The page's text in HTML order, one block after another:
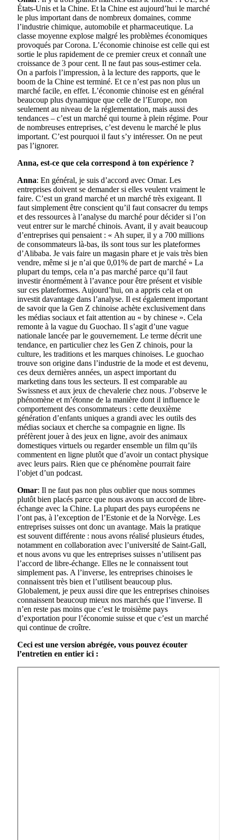
États-Unis et la Chine. Et la Chine est aujourd’hui le marché
le plus important dans de nombreux domaines, comme
l’industrie chimique, automobile et pharmaceutique. La
classe moyenne explose malgré les problèmes économiques
provoqués par Corona. L’économie chinoise est celle qui est
sortie le plus rapidement de ce premier creux et connaît une
croissance de 3 pour cent. Il ne faut pas sous-estimer cela.
On a parfois l’impression, à la lecture des rapports, que le
boom de la Chine est terminé. Et ce n’est pas non plus un
marché facile, en effet. L’économie chinoise est en général
beaucoup plus dynamique que celle de l’Europe, non
seulement au niveau de la réglementation, mais aussi des
tendances – c’est un marché qui tourne à plein régime. Pour
de nombreuses entreprises, c’est devenu le marché le plus
important. C’est pourquoi il faut s’y intéresser. On ne peut
pas l’ignorer.
Anna, est-ce que cela correspond à ton expérience ?
Anna: En général, je suis d’accord avec Omar. Les
entreprises doivent se demander si elles veulent vraiment le
faire. C’est un grand marché et un marché très exigeant. Il
faut simplement être conscient qu’il faut consacrer du temps
et des ressources à l’analyse du marché pour décider si l’on
veut entrer sur le marché chinois. Avant, il y avait beaucoup
d’entreprises qui pensaient : « Ah super, il y a 700 millions
de consommateurs là-bas, ils sont tous sur les plateformes
d’Alibaba. Je vais faire un magasin phare et je vais très bien
vendre, même si je n’ai que 0,01% de part de marché » La
plupart du temps, cela n’a pas marché parce qu’il faut
investir énormément à l’avance pour être présent et visible
sur ces plateformes. Aujourd’hui, on a appris cela et on
investit davantage dans l’analyse. Il est également important
de savoir que la Gen Z chinoise achète exclusivement dans
les médias sociaux et fait attention au « by chinese ». Cela
remonte à la vague du Guochao. Il s’agit d’une vague
nationale lancée par le gouvernement. Le terme décrit une
tendance, en particulier chez les Gen Z chinois, pour la
culture, les traditions et les marques chinoises. Le guochao
trouve son origine dans l’industrie de la mode et est devenu,
ces deux dernières années, un aspect important du
marketing dans tous les secteurs. Il est comparable au
Swissness et aux jeux de chevalerie chez nous. J’observe le
phénomène et m’étonne de la manière dont il influence le
comportement des consommateurs : cette deuxième
génération d’enfants uniques a grandi avec les outils des
médias sociaux et cherche sa compagnie en ligne. Ils
préfèrent jouer à des jeux en ligne, avoir des animaux
domestiques virtuels ou regarder ensemble un film qu’ils
commentent en ligne plutôt que d’avoir un contact physique
avec leurs pairs. Rien que ce phénomène pourrait faire
l’objet d’un podcast.
Omar: Il ne faut pas non plus oublier que nous sommes
plutôt bien placés parce que nous avons un accord de libre-
échange avec la Chine. La plupart des pays européens ne
l’ont pas, à l’exception de l’Estonie et de la Norvège. Les
entreprises suisses ont donc un avantage. Mais la pratique
est souvent différente : nous avons réalisé plusieurs études,
notamment en collaboration avec l’université de Saint-Gall,
et nous avons vu que les entreprises suisses n’utilisent pas
l’accord de libre-échange. Elles ne le connaissent tout
simplement pas. A l’inverse, les entreprises chinoises le
connaissent très bien et l’utilisent beaucoup plus.
Globalement, je peux aussi dire que les entreprises chinoises
connaissent beaucoup mieux nos marchés que l’inverse. Il
n’en reste pas moins que c’est le troisième pays
d’exportation pour l’économie suisse et que c’est un marché
qui continue de croître.
Ceci est une version abrégée, vous pouvez écouter
l’entretien en entier ici :